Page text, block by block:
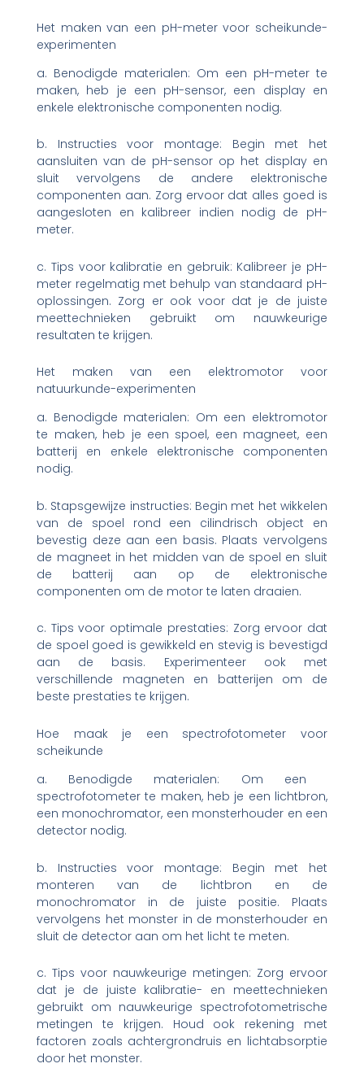
Het maken van een pH-meter voor scheikunde-
experimenten
a. Benodigde materialen: Om een ​​pH-meter te
maken, heb je een pH-sensor, een display en
enkele elektronische componenten nodig.
b. Instructies voor montage: Begin met het
aansluiten van de pH-sensor op het display en
sluit vervolgens de andere elektronische
componenten aan. Zorg ervoor dat alles goed is
aangesloten en kalibreer indien nodig de pH-
meter.
c. Tips voor kalibratie en gebruik: Kalibreer je pH-
meter regelmatig met behulp van standaard pH-
oplossingen. Zorg er ook voor dat je de juiste
meettechnieken gebruikt om nauwkeurige
resultaten te krijgen.
Het maken van een elektromotor voor
natuurkunde-experimenten
a. Benodigde materialen: Om een ​​elektromotor
te maken, heb je een spoel, een magneet, een
batterij en enkele elektronische componenten
nodig.
b. Stapsgewijze instructies: Begin met het wikkelen
van de spoel rond een cilindrisch object en
bevestig deze aan een basis. Plaats vervolgens
de magneet in het midden van de spoel en sluit
de batterij aan op de elektronische
componenten om de motor te laten draaien.
c. Tips voor optimale prestaties: Zorg ervoor dat
de spoel goed is gewikkeld en stevig is bevestigd
aan de basis. Experimenteer ook met
verschillende magneten en batterijen om de
beste prestaties te krijgen.
Hoe maak je een spectrofotometer voor
scheikunde
a. Benodigde materialen: Om een ​​
spectrofotometer te maken, heb je een lichtbron,
een monochromator, een monsterhouder en een
detector nodig.
b. Instructies voor montage: Begin met het
monteren van de lichtbron en de
monochromator in de juiste positie. Plaats
vervolgens het monster in de monsterhouder en
sluit de detector aan om het licht te meten.
c. Tips voor nauwkeurige metingen: Zorg ervoor
dat je de juiste kalibratie- en meettechnieken
gebruikt om nauwkeurige spectrofotometrische
metingen te krijgen. Houd ook rekening met
factoren zoals achtergrondruis en lichtabsorptie
door het monster.